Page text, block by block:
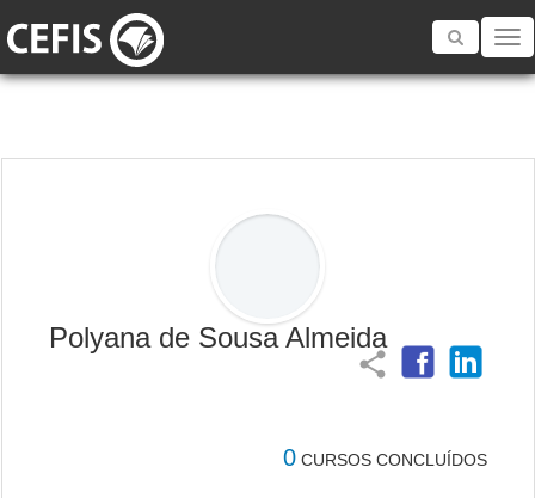
Toggle
Polyana de Sousa Almeida
share
0 CURSOS CONCLUÍDOS